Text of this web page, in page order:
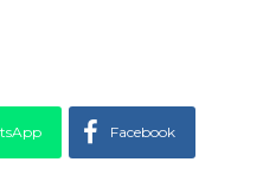
Facebook